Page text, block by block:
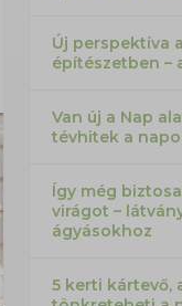
Új perspektíva
építészetben –
Van új a Nap
tévhitek a
Így még
virágot –
ágyásokhoz
5 kerti kártevő,